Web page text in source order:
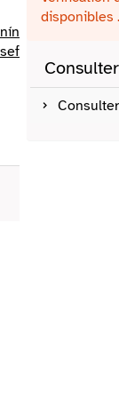
disponibles